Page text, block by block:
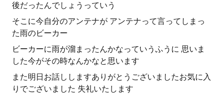
後だったんでしょうっていう
そこに今自分のアンテナが アンテナって言ってしまっ
た雨のビーカー
ビーカーに雨が溜まったんかなっていうふうに 思いま
した今がその時なんかなと思います
また明日お話ししますありがとうございましたお気に入
りでございました 失礼いたします